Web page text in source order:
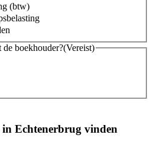
(btw)
boekhouder?(Vereist)
Echtenerbrug vinden